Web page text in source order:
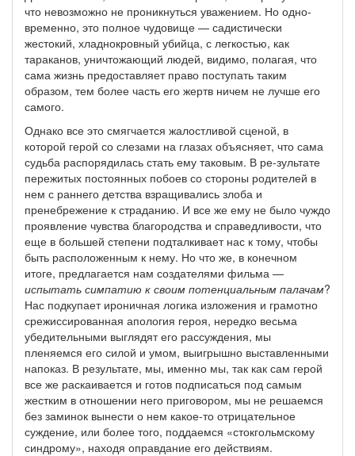
что невозможно не проникнуться уважением. Но одно-
временно, это полное чудовище — садистически
жестокий, хладнокровный убийца, с легкостью, как
тараканов, уничтожающий людей, видимо, полагая, что
сама жизнь предоставляет право поступать таким
образом, тем более часть его жертв ничем не лучше его
самого.
Однако все это смягчается жалостливой сценой, в
которой герой со слезами на глазах объясняет, что сама
судьба распорядилась стать ему таковым. В ре-зультате
пережитых постоянных побоев со стороны родителей в
нем с раннего детства взращивались злоба и
пренебрежение к страданию. И все же ему не было чуждо
проявление чувства благородства и справедливости, что
еще в большей степени подталкивает нас к тому, чтобы
быть расположенным к нему. Но что же, в конечном
итоге, предлагается нам создателями фильма —
испытать симпатию к своим потенциальным палачам?
Нас подкупает ироничная логика изложения и грамотно
срежиссированная апология героя, нередко весьма
убедительными выглядят его рассуждения, мы
пленяемся его силой и умом, выигрышно выставленными
напоказ. В результате, мы, именно мы, так как сам герой
все же раскаивается и готов подписаться под самым
жестким в отношении него приговором, мы не решаемся
без заминок вынести о нем какое-то отрицательное
суждение, или более того, поддаемся «стокгольмскому
синдрому», находя оправдание его действиям.